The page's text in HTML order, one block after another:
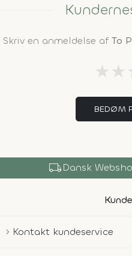
Skriv en anmeldelse af To
★ ★
BEDØM
local_shippingDansk
Kontakt kundeservice